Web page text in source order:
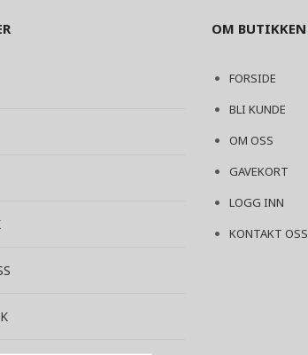
OM BUTIKKEN
FORSIDE
BLI KUNDE
OM OSS
GAVEKORT
LOGG INN
KONTAKT OSS